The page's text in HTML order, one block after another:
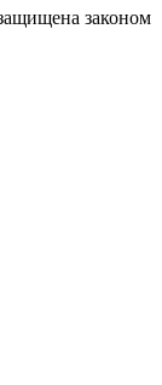
законом